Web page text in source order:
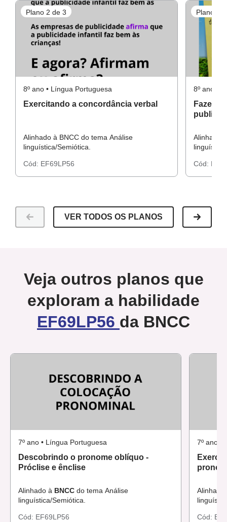
Plano 2 de 3
8º ano • Língua Portuguesa
Exercitando a concordância verbal
Alinhado à BNCC do tema Análise
linguística/Semiótica.
Cód: EF69LP56
Plano 3
8º ano •
Alinhado
Cód:
VER TODOS OS PLANOS
Veja outros planos que
exploram a habilidade
EF69LP56 da BNCC
7º ano • Língua Portuguesa
Descobrindo o pronome oblíquo -
Próclise e ênclise
Alinhado à BNCC do tema Análise
linguística/Semiótica.
Cód: EF69LP56
7º ano •
Cód: